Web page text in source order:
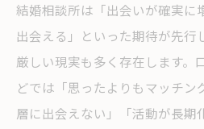
年齢が有利になる結婚相
結婚相談所で一番モ
結婚相談所で人気を
結婚相談所で年齢を
結婚相談所は「出会いが確実に
出会える」といった期待が先行
厳しい現実も多く存在します。
どでは「思ったよりもマッチン
層に出会えない」「活動が長期